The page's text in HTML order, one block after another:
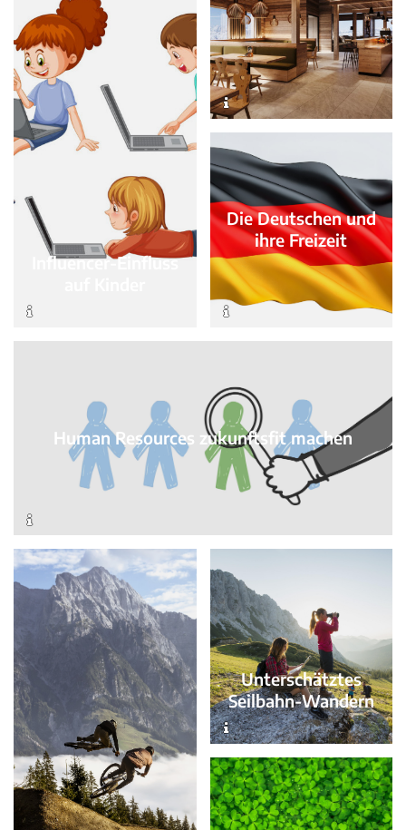
Influencer-Einfluss
Human Resources zukunftsfit machen
Die Deutschen und
ihre Freizeit
Unterschätztes
Seilbahn-Wandern